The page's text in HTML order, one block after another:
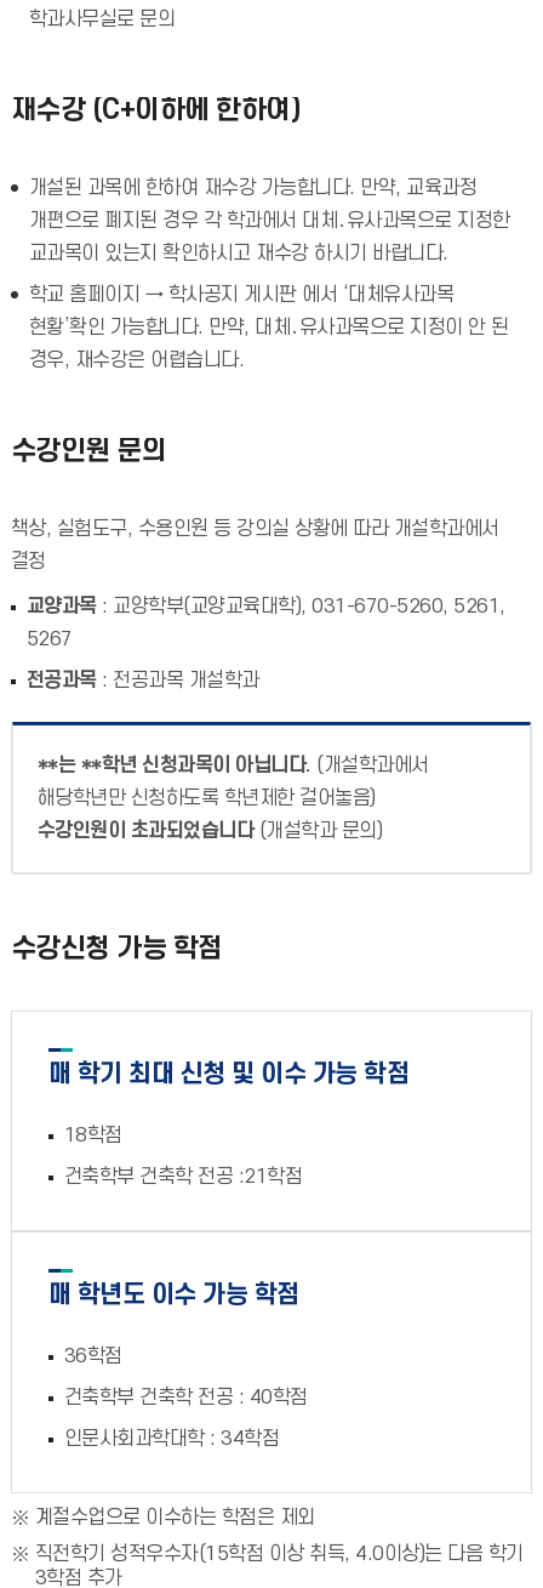
학과사무실로 문의
재수강 (C+이하에 한하여)
개설된 과목에 한하여 재수강 가능합니다. 만약, 교육과정
개편으로 폐지된 경우 각 학과에서 대체․유사과목으로 지정한
교과목이 있는지 확인하시고 재수강 하시기 바랍니다.
학교 홈페이지 → 학사공지 게시판 에서 ‘대체유사과목
현황’확인 가능합니다. 만약, 대체․유사과목으로 지정이 안 된
경우, 재수강은 어렵습니다.
수강인원 문의
책상, 실험도구, 수용인원 등 강의실 상황에 따라 개설학과에서
결정
교양과목: 교양학부(교양교육대학), 031-670-5260, 5261,
5267
전공과목: 전공과목 개설학과
**는 **학년 신청과목이 아닙니다. (개설학과에서
해당학년만 신청하도록 학년제한 걸어놓음)
수강인원이 초과되었습니다(개설학과 문의)
수강신청 가능 학점
매 학기 최대 신청 및 이수 가능 학점
18학점
건축학부 건축학 전공 :21학점
매 학년도 이수 가능 학점
36학점
건축학부 건축학 전공 : 40학점
인문사회과학대학 : 34학점
계절수업으로 이수하는 학점은 제외
직전학기 성적우수자(15학점 이상 취득, 4.0이상)는 다음 학기
3학점 추가